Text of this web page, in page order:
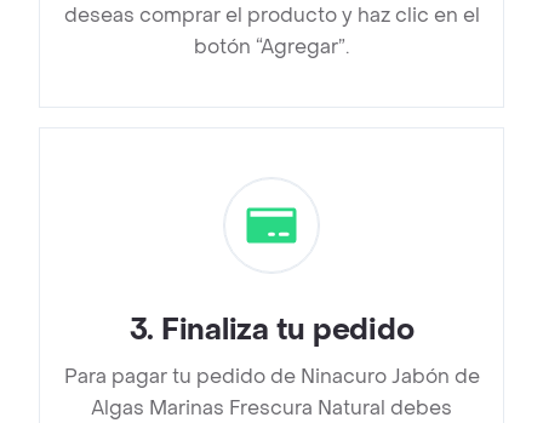
deseas comprar el producto y haz clic en el
botón “Agregar”.
3. Finaliza tu pedido
Para pagar tu pedido de Ninacuro Jabón de
Algas Marinas Frescura Natural debes